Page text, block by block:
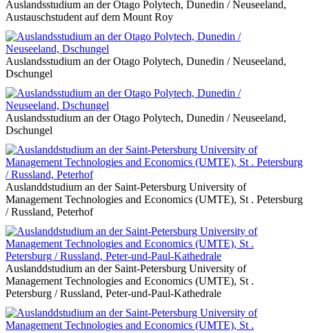
Auslandsstudium an der Otago Polytech, Dunedin / Neuseeland,
Austauschstudent auf dem Mount Roy
Auslandsstudium an der Otago Polytech, Dunedin / Neuseeland,
Dschungel
Auslandsstudium an der Otago Polytech, Dunedin / Neuseeland,
Dschungel
Auslanddstudium an der Saint-Petersburg University of
Management Technologies and Economics (UMTE), St . Petersburg
/ Russland, Peterhof
Auslanddstudium an der Saint-Petersburg University of
Management Technologies and Economics (UMTE), St .
Petersburg / Russland, Peter-und-Paul-Kathedrale